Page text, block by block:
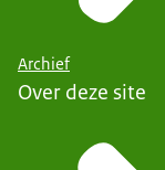
Archief
Over deze site